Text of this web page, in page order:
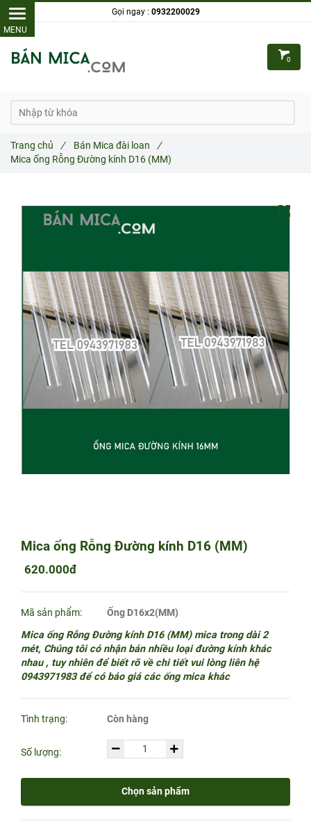
Mica ống Rỗng Đường kính D16 (MM)
620.000đ
Mã sản phẩm:
Ống D16x2(MM)
Mica ống Rỗng Đường kính D16 (MM) mica trong dài 2
mét, Chúng tôi có nhận bán nhiều loại đường kính khác
nhau , tuy nhiên để biết rõ về chi tiết vui lòng liên hệ
0943971983 để có báo giá các ống mica khác
Tình trạng: Còn hàng
Số lượng:
Chọn sản phẩm
Trang chủ / Bán Mica đài loan
/
Mica ống Rỗng Đường kính D16 (MM)
Gọi ngay : 0932200029
0